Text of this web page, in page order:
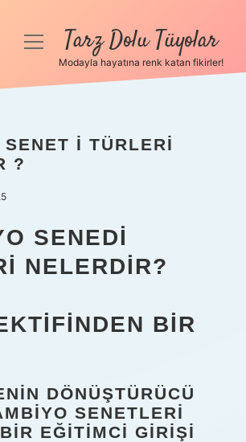
menüyüTarz Dolu Tüyolar
Modayla hayatına renk katan fikirler!
I TÜRLERI
?
SENEDI
NELERDIR?
BIR
DÖNÜŞTÜRÜCÜ
SENETLERI
EĞITIMCI GIRIŞI